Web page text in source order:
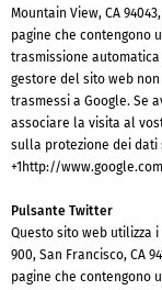
Mountain View, CA
pagine che contengono
trasmissione
gestore del sito web
trasmessi a Google. Se
associare la visita al
sulla protezione dei dati
+1http://
Pulsante Twitter
Questo sito web utilizza
900, San Francisco, CA
pagine che contengono